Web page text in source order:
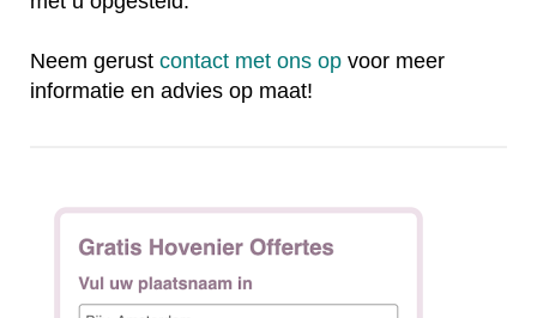
Neem gerust contact met ons op voor meer
informatie en advies op maat!